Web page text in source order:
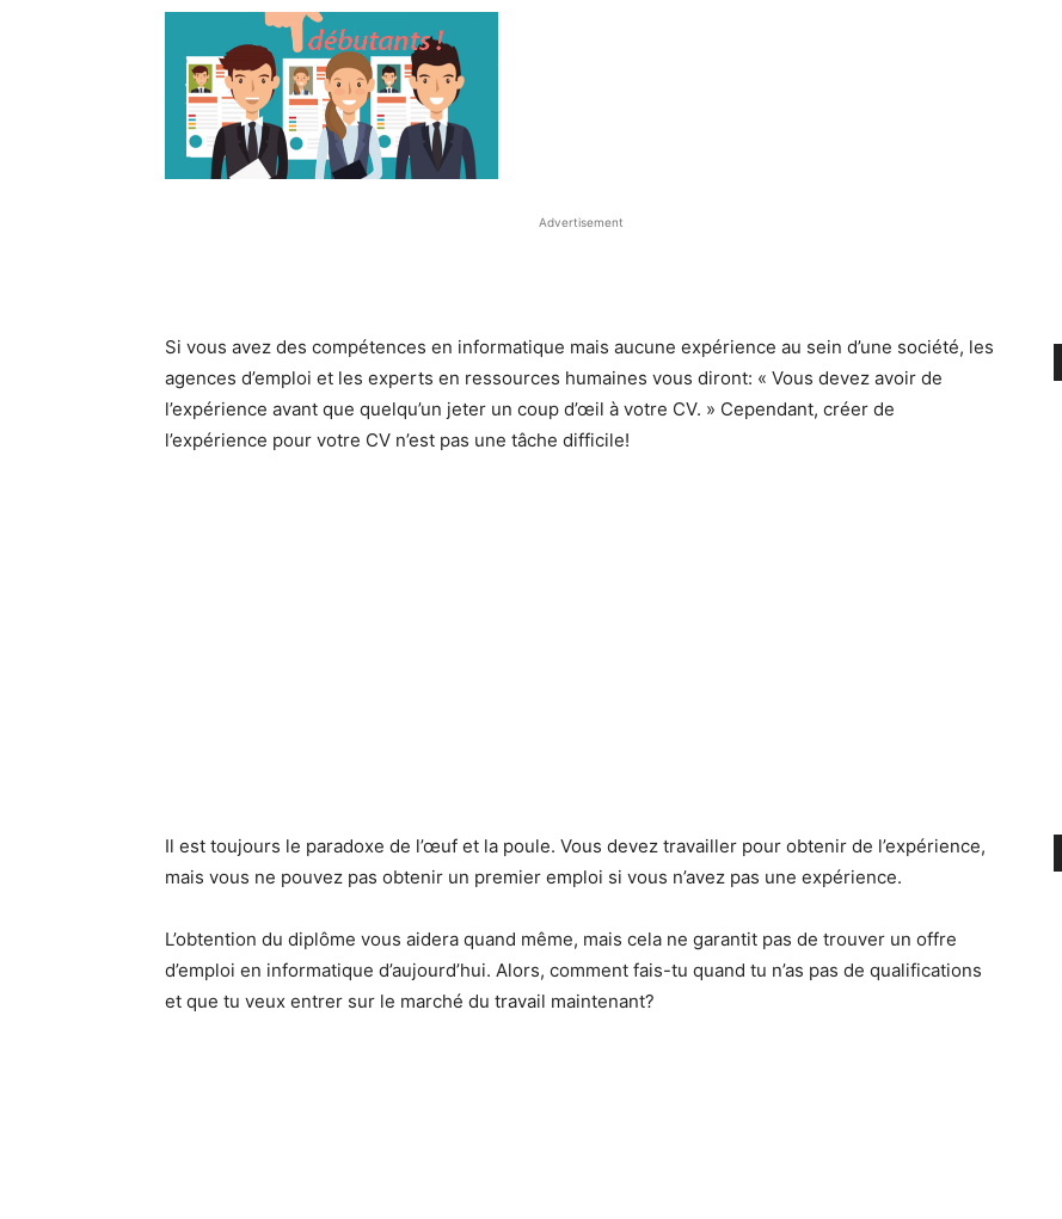
Advertisement
Si vous avez des compétences en informatique mais aucune expérience au sein d’une société, les
agences d’emploi et les experts en ressources humaines vous diront: « Vous devez avoir de
l’expérience avant que quelqu’un jeter un coup d’œil à votre CV. » Cependant, créer de
l’expérience pour votre CV n’est pas une tâche difficile!
Il est toujours le paradoxe de l’œuf et la poule. Vous devez travailler pour obtenir de l’expérience,
mais vous ne pouvez pas obtenir un premier emploi si vous n’avez pas une expérience.
L’obtention du diplôme vous aidera quand même, mais cela ne garantit pas de trouver un offre
d’emploi en informatique d’aujourd’hui. Alors, comment fais-tu quand tu n’as pas de qualifications
et que tu veux entrer sur le marché du travail maintenant?